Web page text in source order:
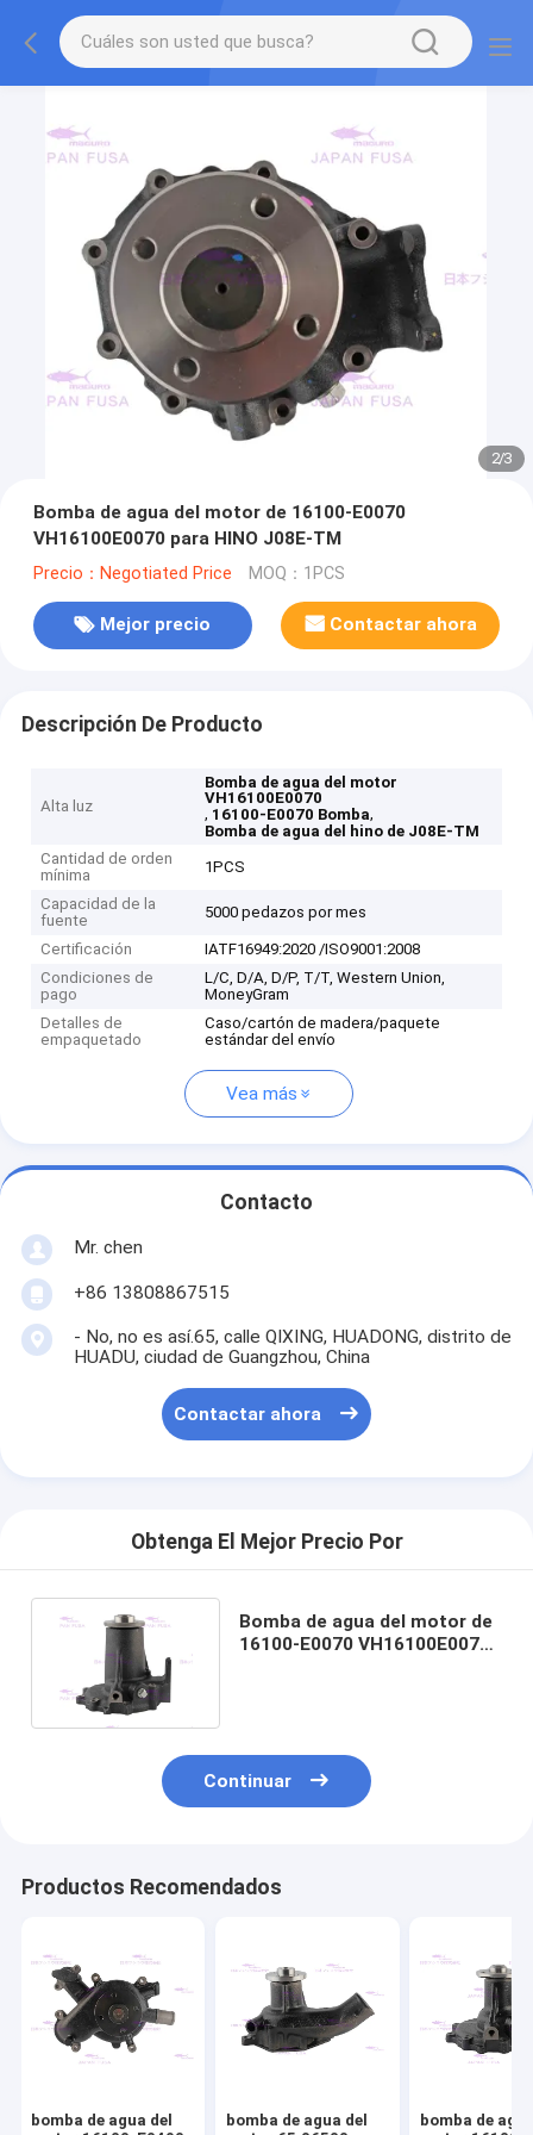
2/3
Bomba de agua del motor de 16100-E0070
VH16100E0070 para HINO J08E-TM
Precio：Negotiated Price MOQ：1PCS
Mejor precio Contactar ahora
Descripción De Producto
Alta luz
Bomba de agua del motor
VH16100E0070
, 16100-E0070 Bomba,
Bomba de agua del hino de J08E-TM
Cantidad de orden
mínima
1PCS
Capacidad de la
fuente
5000 pedazos por mes
Certificación
IATF16949:2020 /ISO9001:2008
Condiciones de
pago
L/C, D/A, D/P, T/T, Western Union,
MoneyGram
Detalles de
empaquetado
Caso/cartón de madera/paquete
estándar del envío
Vea más
Contacto
Mr. chen
+86 13808867515
- No, no es así.65, calle QIXING, HUADONG, distrito de
HUADU, ciudad de Guangzhou, China
Contactar ahora
Obtenga El Mejor Precio Por
Bomba de agua del motor de
16100-E0070 VH16100E0070
Continuar
Productos Recomendados
bomba de agua del
bomba de agua del
bomba de